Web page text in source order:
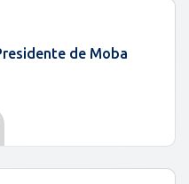
de Moba